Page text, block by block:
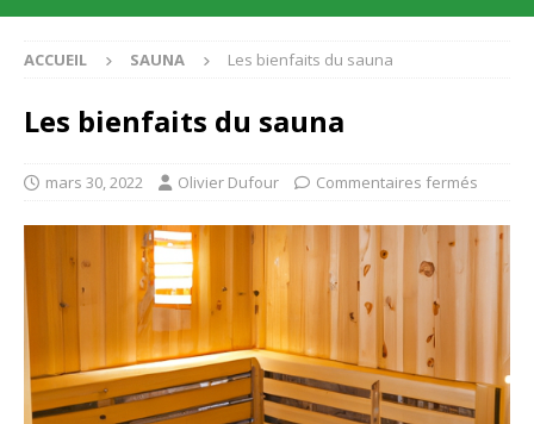
ACCUEIL SAUNA Les bienfaits du sauna
Les bienfaits du sauna
mars 30, 2022 Olivier Dufour Commentaires fermés